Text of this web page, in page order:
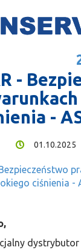
-
-
01.10.2025
dystrybutor